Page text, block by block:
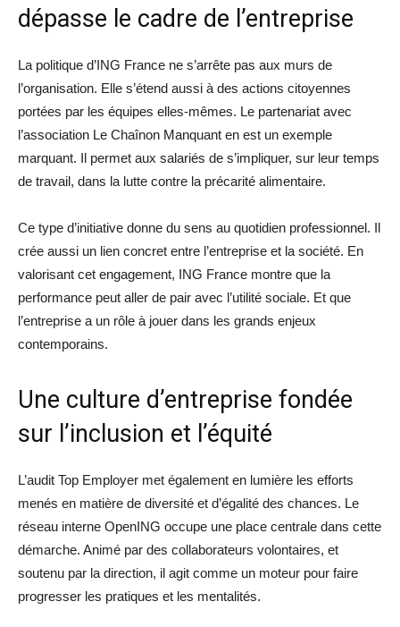
dépasse le cadre de l’entreprise
La politique d’ING France ne s’arrête pas aux murs de
l’organisation. Elle s’étend aussi à des actions citoyennes
portées par les équipes elles-mêmes. Le partenariat avec
l’association Le Chaînon Manquant en est un exemple
marquant. Il permet aux salariés de s’impliquer, sur leur temps
de travail, dans la lutte contre la précarité alimentaire.
Ce type d’initiative donne du sens au quotidien professionnel. Il
crée aussi un lien concret entre l’entreprise et la société. En
valorisant cet engagement, ING France montre que la
performance peut aller de pair avec l’utilité sociale. Et que
l’entreprise a un rôle à jouer dans les grands enjeux
contemporains.
Une culture d’entreprise fondée
sur l’inclusion et l’équité
L’audit Top Employer met également en lumière les efforts
menés en matière de diversité et d’égalité des chances. Le
réseau interne OpenING occupe une place centrale dans cette
démarche. Animé par des collaborateurs volontaires, et
soutenu par la direction, il agit comme un moteur pour faire
progresser les pratiques et les mentalités.